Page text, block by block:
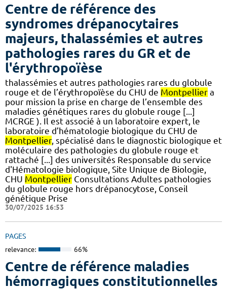
Centre de référence des
syndromes drépanocytaires
majeurs, thalassémies et autres
pathologies rares du GR et de
l'érythropoïèse
thalassémies et autres pathologies rares du globule
rouge et de l’érythropoïèse du CHU de Montpellier a
pour mission la prise en charge de l’ensemble des
maladies génétiques rares du globule rouge [...]
MCRGE ). Il est associé à un laboratoire expert, le
laboratoire d’hématologie biologique du CHU de
Montpellier, spécialisé dans le diagnostic biologique et
moléculaire des pathologies du globule rouge et
rattaché [...] des universités Responsable du service
d'Hématologie biologique, Site Unique de Biologie,
CHU Montpellier Consultations Adultes pathologies
du globule rouge hors drépanocytose, Conseil
génétique Prise
30/07/2025 16:53
PAGES
relevance: 66%
Centre de référence maladies
hémorragiques constitutionnelles